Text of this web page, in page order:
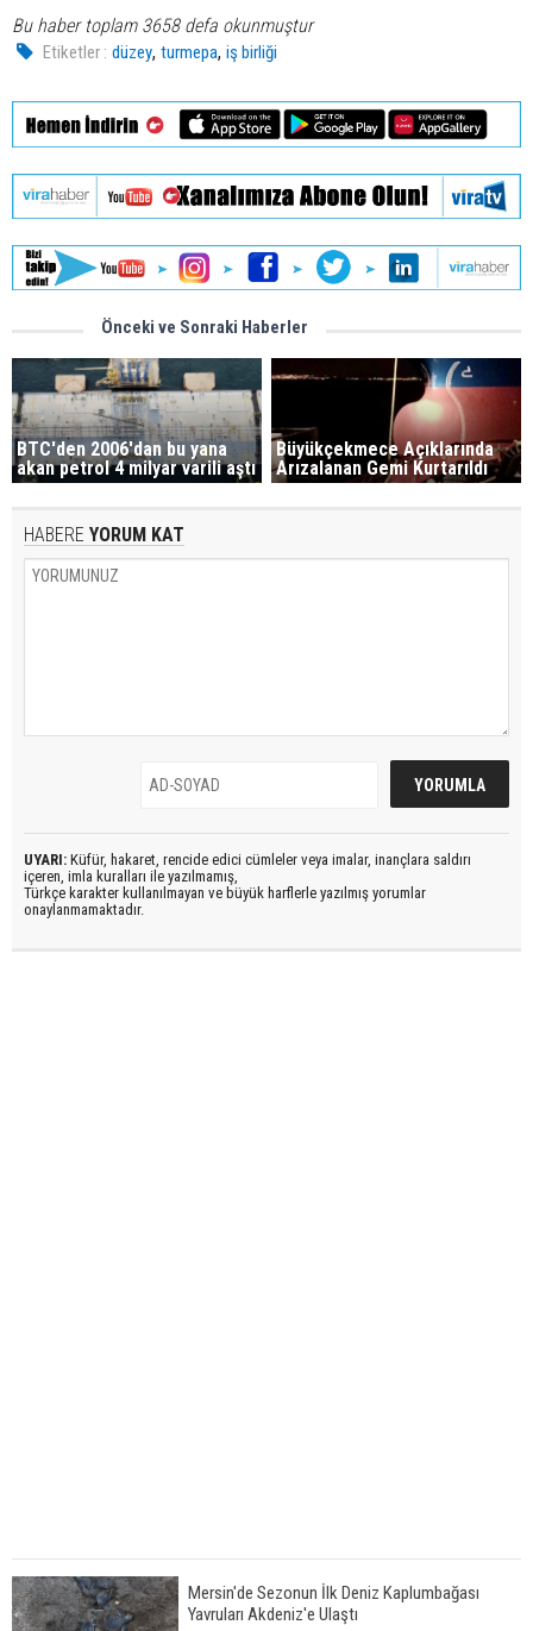
Bu haber toplam 3658 defa okunmuştur
Etiketler : düzey,turmepa,iş birliği
Önceki ve Sonraki Haberler
BTC'den 2006'dan bu yana
akan petrol 4 milyar varili aştı
Büyükçekmece Açıklarında
Arızalanan Gemi Kurtarıldı
HABERE YORUM KAT
UYARI: Küfür, hakaret, rencide edici cümleler veya imalar, inançlara saldırı
içeren, imla kuralları ile yazılmamış,
Türkçe karakter kullanılmayan ve büyük harflerle yazılmış yorumlar
onaylanmamaktadır.
Mersin'de Sezonun İlk Deniz Kaplumbağası
Yavruları Akdeniz'e Ulaştı